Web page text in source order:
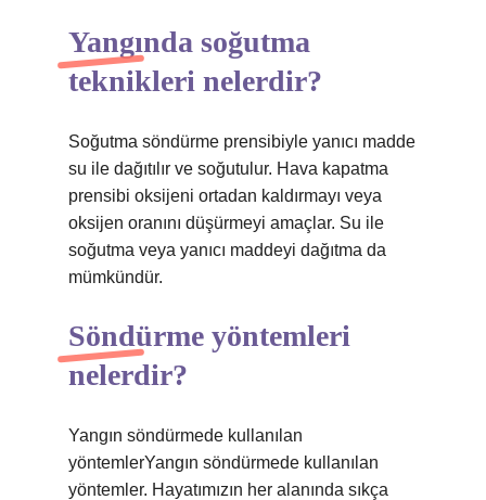
Yangında soğutma
teknikleri nelerdir?
Soğutma söndürme prensibiyle yanıcı madde
su ile dağıtılır ve soğutulur. Hava kapatma
prensibi oksijeni ortadan kaldırmayı veya
oksijen oranını düşürmeyi amaçlar. Su ile
soğutma veya yanıcı maddeyi dağıtma da
mümkündür.
Söndürme yöntemleri
nelerdir?
Yangın söndürmede kullanılan
yöntemlerYangın söndürmede kullanılan
yöntemler. Hayatımızın her alanında sıkça